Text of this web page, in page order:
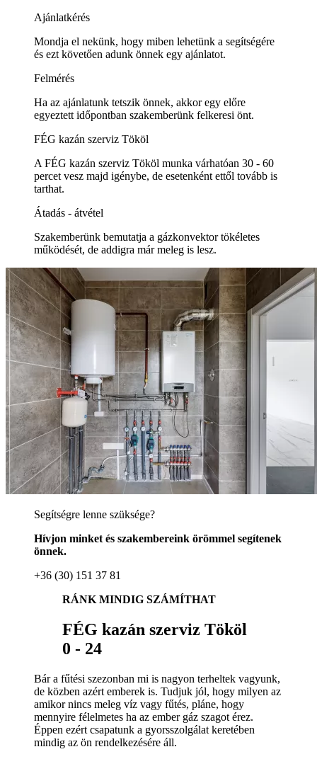
Ajánlatkérés
Mondja el nekünk, hogy miben lehetünk a segítségére
és ezt követően adunk önnek egy ajánlatot.
Felmérés
Ha az ajánlatunk tetszik önnek, akkor egy előre
egyeztett időpontban szakemberünk felkeresi önt.
FÉG kazán szerviz Tököl
A FÉG kazán szerviz Tököl munka várhatóan 30 - 60
percet vesz majd igénybe, de esetenként ettől tovább is
tarthat.
Átadás - átvétel
Szakemberünk bemutatja a gázkonvektor tökéletes
működését, de addigra már meleg is lesz.
Segítségre lenne szüksége?
Hívjon minket és szakembereink örömmel segítenek
önnek.
+36 (30) 151 37 81
RÁNK MINDIG SZÁMÍTHAT
FÉG kazán szerviz Tököl
0 - 24
Bár a fűtési szezonban mi is nagyon terheltek vagyunk,
de közben azért emberek is. Tudjuk jól, hogy milyen az
amikor nincs meleg víz vagy fűtés, pláne, hogy
mennyire félelmetes ha az ember gáz szagot érez.
Éppen ezért csapatunk a gyorsszolgálat keretében
mindig az ön rendelkezésére áll.